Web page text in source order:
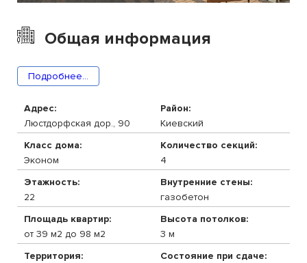
Общая информация
Подробнее...
Адрес:
Люстдорфская дор., 90
Район:
Киевский
Класс дома:
Эконом
Количество секций:
4
Этажность:
22
Внутренние стены:
газобетон
Площадь квартир:
от 39 м2 до 98 м2
Высота потолков:
3 м
Территория:
Состояние при сдаче: